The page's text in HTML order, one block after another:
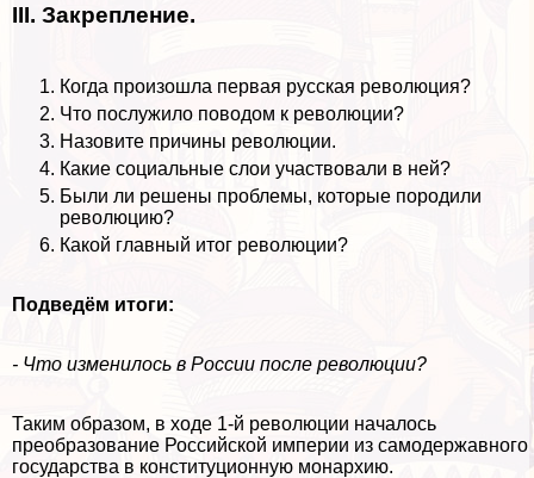
III. Закрепление.
Когда произошла первая русская революция?
Что послужило поводом к революции?
Назовите причины революции.
Какие социальные слои участвовали в ней?
Были ли решены проблемы, которые породили
революцию?
Какой главный итог революции?
Подведём итоги:
- Что изменилось в России после революции?
Таким образом, в ходе 1-й революции началось
преобразование Российской империи из самодержавного
государства в конституционную монархию.